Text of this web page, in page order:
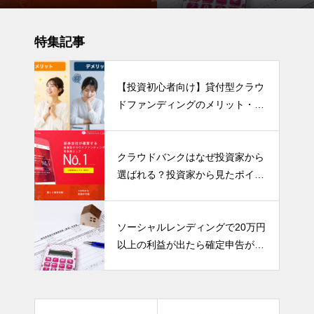
トをまとめました
要です！
特集記事
【投資初心者向け】貸付型クラウ
ドファンディングのメリット・デ
クラウドバンクはなぜ投資家から
選ばれる？投資家から見たポイン
ソーシャルレンディングで20万円
以上の利益が出たら確定申告が必